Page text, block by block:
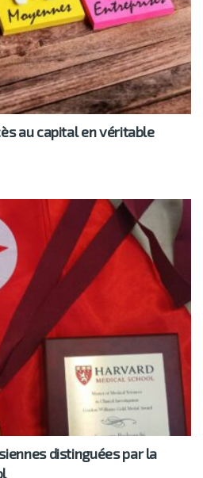
au capital en véritable
distinguées par la